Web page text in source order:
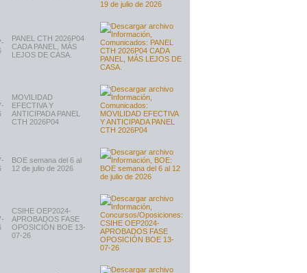
PANEL CTH 2026P04
CADA PANEL, MÁS
LEJOS DE CASA.
MOVILIDAD
EFECTIVA Y
ANTICIPADA PANEL
CTH 2026P04
BOE semana del 6 al
12 de julio de 2026
CSIHE OEP2024-
APROBADOS FASE
OPOSICIÓN BOE 13-
07-26